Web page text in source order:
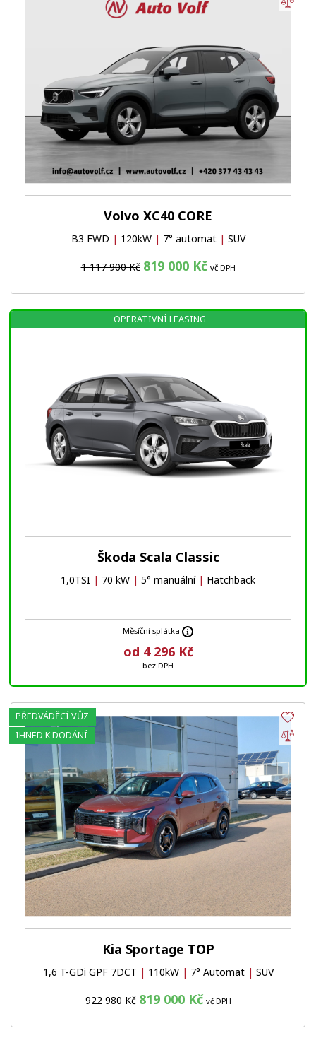
Volvo XC40 CORE
B3 FWD | 120kW | 7° automat | SUV
1 117 900 Kč 819 000 Kč vč DPH
Škoda Scala Classic
1,0TSI | 70 kW | 5° manuální | Hatchback
Měsíční splátka
od 4 296 Kč
bez DPH
OPERATIVNÍ LEASING
Kia Sportage TOP
1,6 T-GDi GPF 7DCT | 110kW | 7° Automat | SUV
922 980 Kč 819 000 Kč vč DPH
PŘEDVÁDĚCÍ VŮZ
IHNED K DODÁNÍ